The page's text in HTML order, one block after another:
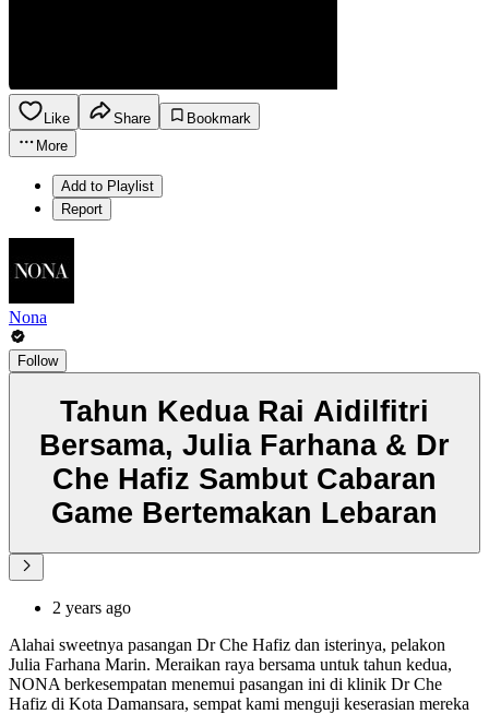
Like Share
Bookmark
More
Add to Playlist
Report
Nona
Follow
Tahun Kedua Rai Aidilfitri
Bersama, Julia Farhana & Dr
Che Hafiz Sambut Cabaran
Game Bertemakan Lebaran
2 years ago
Alahai sweetnya pasangan Dr Che Hafiz dan isterinya, pelakon
Julia Farhana Marin. Meraikan raya bersama untuk tahun kedua,
NONA berkesempatan menemui pasangan ini di klinik Dr Che
Hafiz di Kota Damansara, sempat kami menguji keserasian mereka